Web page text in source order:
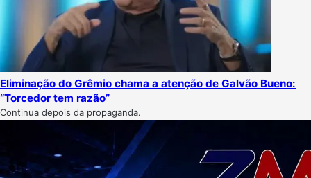
Eliminação do Grêmio chama a atenção de Galvão Bueno:
“Torcedor tem razão”
Continua depois da propaganda.